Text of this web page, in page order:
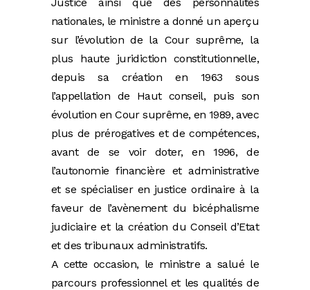
nationales, le ministre a donné un aperçu
sur l’évolution de la Cour suprême, la
plus haute juridiction constitutionnelle,
depuis sa création en 1963 sous
l’appellation de Haut conseil, puis son
évolution en Cour suprême, en 1989, avec
plus de prérogatives et de compétences,
avant de se voir doter, en 1996, de
l’autonomie financière et administrative
et se spécialiser en justice ordinaire à la
faveur de l’avènement du bicéphalisme
judiciaire et la création du Conseil d’Etat
et des tribunaux administratifs.
A cette occasion, le ministre a salué le
parcours professionnel et les qualités de